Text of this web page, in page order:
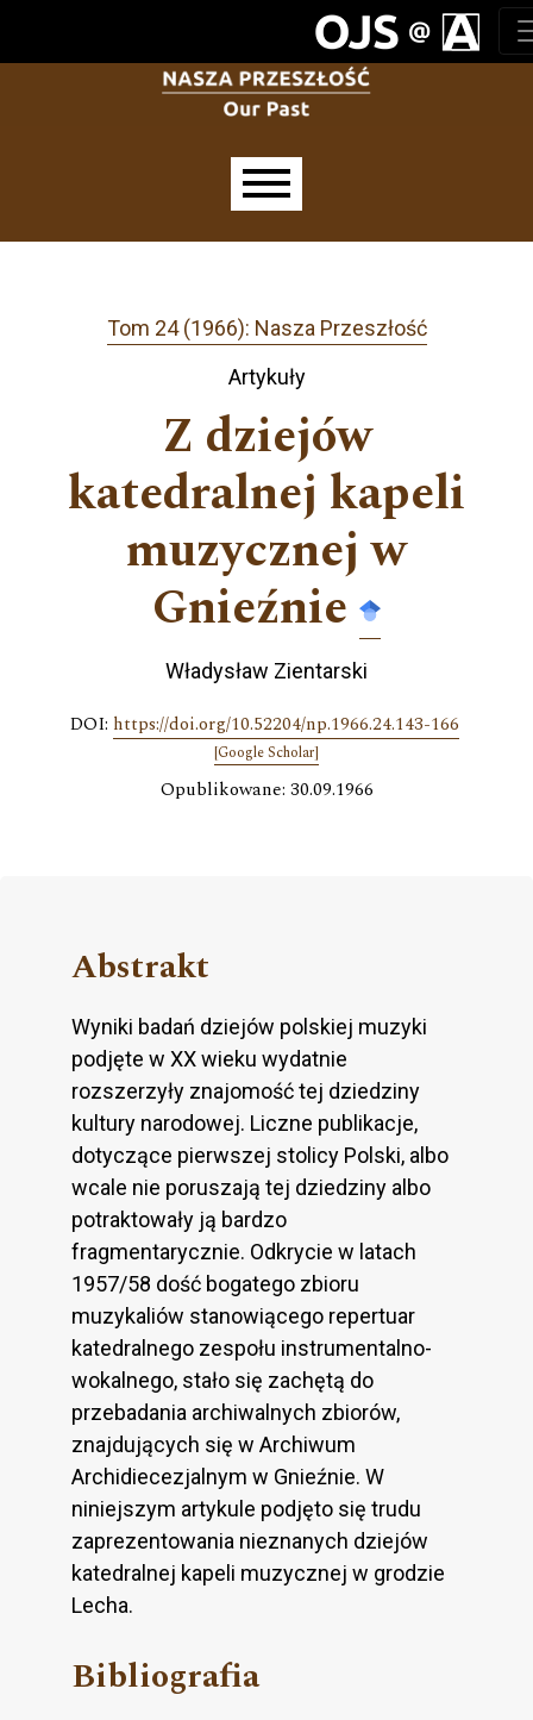
Tom 24 (1966): Nasza Przeszłość
Artykuły
Z dziejów
katedralnej kapeli
muzycznej w
Gnieźnie
Władysław Zientarski
DOI: https://doi.org/10.52204/np.1966.24.143-166
[Google Scholar]
Opublikowane: 30.09.1966
Abstrakt
Wyniki badań dziejów polskiej muzyki
podjęte w XX wieku wydatnie
rozszerzyły znajomość tej dziedziny
kultury narodowej. Liczne publikacje,
dotyczące pierwszej stolicy Polski, albo
wcale nie poruszają tej dziedziny albo
potraktowały ją bardzo
fragmentarycznie. Odkrycie w latach
1957/58 dość bogatego zbioru
muzykaliów stanowiącego repertuar
katedralnego zespołu instrumentalno-
wokalnego, stało się zachętą do
przebadania archiwalnych zbiorów,
znajdujących się w Archiwum
Archidiecezjalnym w Gnieźnie. W
niniejszym artykule podjęto się trudu
zaprezentowania nieznanych dziejów
katedralnej kapeli muzycznej w grodzie
Lecha.
Bibliografia